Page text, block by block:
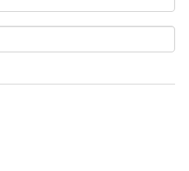
e Repertórios
Dados